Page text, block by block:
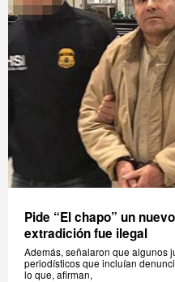
Pide “El chapo” un
extradición fue ilegal
Además, señalaron que algunos
periodísticos que incluían
lo que, afirman,